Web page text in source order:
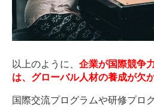
以上のように、 企業が国際競争
は、グローバル人材の養成が欠
国際交流プログラムや研修プロ